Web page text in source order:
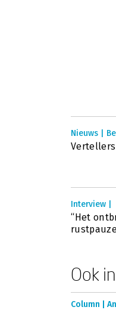
Nieuws |
Vertellers
Interview |
‘‘Het
Ook
Column |